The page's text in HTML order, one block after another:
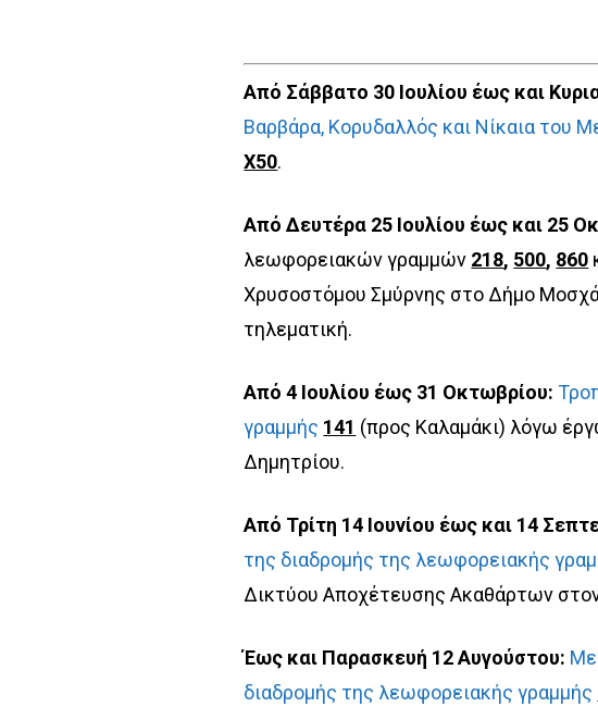
Από Σάββατο 30 Ιουλίου έως και
Βαρβάρα, Κορυδαλλός και Νίκαια του
Χ50.
Από Δευτέρα 25 Ιουλίου έως και 25
λεωφορειακών γραμμών 218, 500, 860
Χρυσοστόμου Σμύρνης στο Δήμο
τηλεματική.
Από 4 Ιουλίου έως 31 Οκτωβρίου:
γραμμής 141 (προς Καλαμάκι) λόγω
Δημητρίου.
Από Τρίτη 14 Ιουνίου έως και 14
της διαδρομής της λεωφορειακής
Δικτύου Αποχέτευσης Ακαθάρτων
Έως και Παρασκευή 12 Αυγούστου:
διαδρομής της λεωφορειακής γραμμής